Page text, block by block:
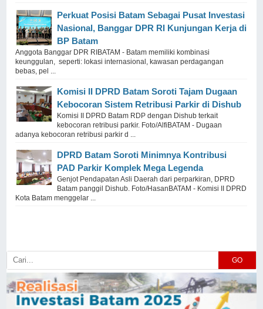
Perkuat Posisi Batam Sebagai Pusat Investasi
Nasional, Banggar DPR RI Kunjungan Kerja di
BP Batam
Anggota Banggar DPR RIBATAM - Batam memiliki kombinasi
keunggulan, seperti: lokasi internasional, kawasan perdagangan
bebas, pel ...
Komisi II DPRD Batam Soroti Tajam Dugaan
Kebocoran Sistem Retribusi Parkir di Dishub
Komisi II DPRD Batam RDP dengan Dishub terkait
kebocoran retribusi parkir. Foto/AlfiBATAM - Dugaan
adanya kebocoran retribusi parkir d ...
DPRD Batam Soroti Minimnya Kontribusi
PAD Parkir Komplek Mega Legenda
Genjot Pendapatan Asli Daerah dari perparkiran, DPRD
Batam panggil Dishub. Foto/HasanBATAM - Komisi II DPRD
Kota Batam menggelar ...
GO